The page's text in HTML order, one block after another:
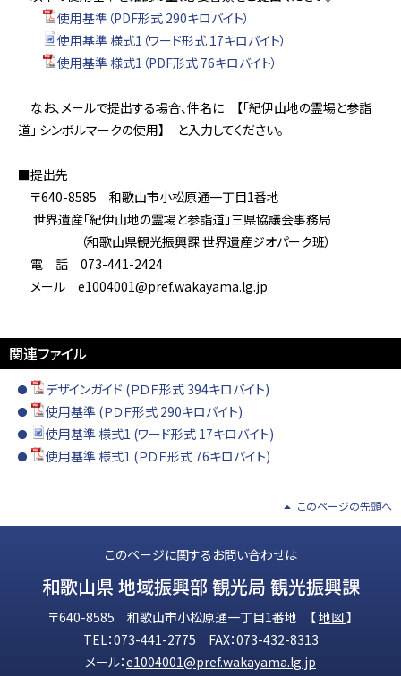
使用基準（PDF形式 290キロバイト）
使用基準 様式1（ワード形式 17キロバイト）
使用基準 様式1（PDF形式 76キロバイト）
なお、メールで提出する場合、件名に 【「紀伊山地の霊場と参詣
道」 シンボルマークの使用】 と入力してください。
■提出先
〒640-8585 和歌山市小松原通一丁目1番地
世界遺産「紀伊山地の霊場と参詣道」三県協議会事務局
（和歌山県観光振興課 世界遺産ジオパーク班）
電 話 073-441-2424
メール e1004001@pref.wakayama.lg.jp
関連ファイル
デザインガイド (ＰＤＦ形式 394キロバイト)
使用基準 (ＰＤＦ形式 290キロバイト)
使用基準 様式1 (ワード形式 17キロバイト)
使用基準 様式1 (ＰＤＦ形式 76キロバイト)
このページの先頭へ
このページに関するお問い合わせは
和歌山県 地域振興部 観光局 観光振興課
〒640-8585 和歌山市小松原通一丁目1番地 【地図】
TEL：073-441-2775 FAX：073-432-8313
メール：e1004001@pref.wakayama.lg.jp